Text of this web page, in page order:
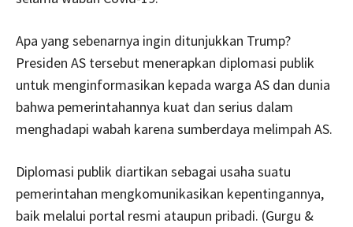
Apa yang sebenarnya ingin ditunjukkan Trump?
Presiden AS tersebut menerapkan diplomasi publik
untuk menginformasikan kepada warga AS dan dunia
bahwa pemerintahannya kuat dan serius dalam
menghadapi wabah karena sumberdaya melimpah AS.
Diplomasi publik diartikan sebagai usaha suatu
pemerintahan mengkomunikasikan kepentingannya,
baik melalui portal resmi ataupun pribadi. (Gurgu &